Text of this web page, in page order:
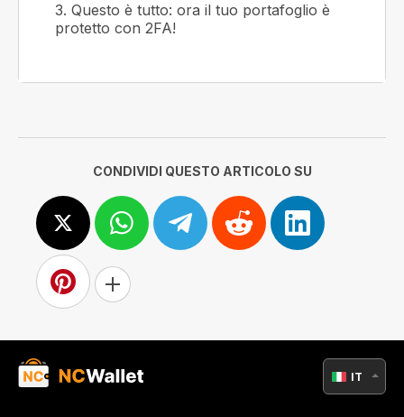
3. Questo è tutto: ora il tuo portafoglio è
protetto con 2FA!
CONDIVIDI QUESTO ARTICOLO SU
IT